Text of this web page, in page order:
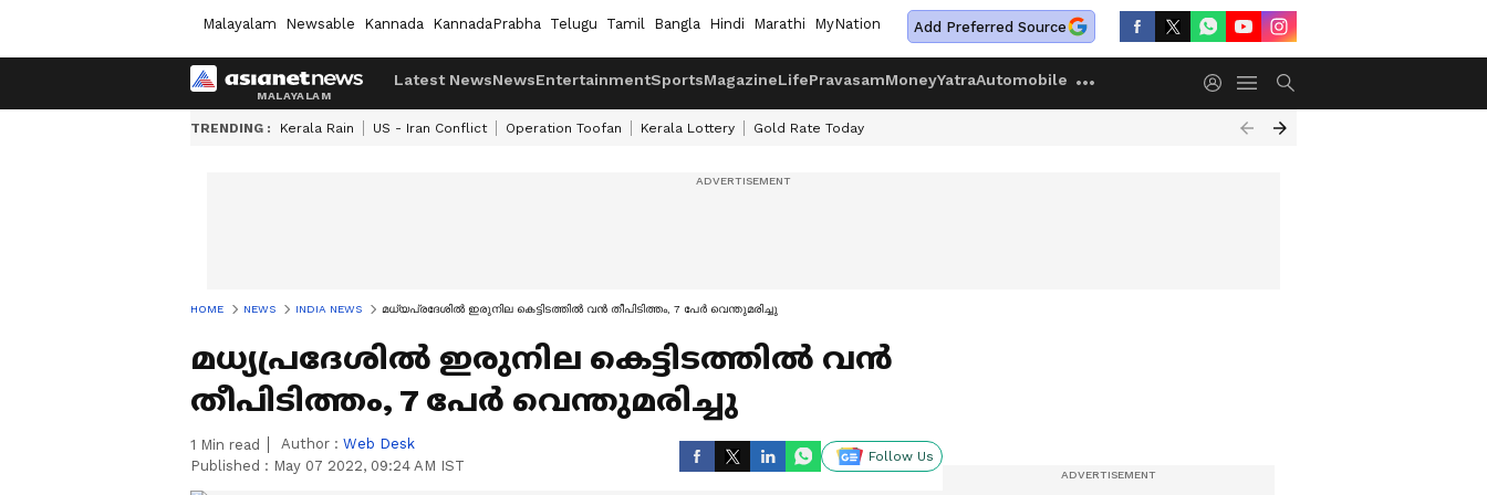
Malayalam Newsable Kannada KannadaPrabha Telugu Tamil Bangla Hindi Marathi MyNation Add Preferred Source
Latest NewsNewsEntertainmentSportsMagazineLifePravasamMoneyYatraAutomobile
TRENDING : Kerala Rain US - Iran Conflict Operation Toofan Kerala Lottery Gold Rate Today
HOME NEWS INDIA NEWS മധ്യപ്രദേശിൽ ഇരുനില കെട്ടിടത്തിൽ വൻ തീപിടിത്തം, 7 പേര്‍ വെന്തുമരിച്ചു
മധ്യപ്രദേശിൽ ഇരുനില കെട്ടിടത്തിൽ വൻ
തീപിടിത്തം, 7 പേര്‍ വെന്തുമരിച്ചു
1 Min read Author : Web Desk
Published : May 07 2022, 09:24 AM IST
Follow Us